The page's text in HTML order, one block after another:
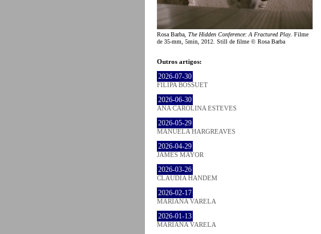
Rosa Barba, The Hidden Conference: A Fractured Play. Filme
de 35-mm, 5min, 2012. Still de filme © Rosa Barba
Outros artigos:
2026-07-30
FILIPA BOSSUET
2026-06-30
ANA CAROLINA ESTEVES
2026-05-29
MANUELA HARGREAVES
2026-04-29
JAMES MAYOR
2026-03-26
CLÁUDIA HANDEM
2026-02-17
MARIANA VARELA
2026-01-13
MARIANA VARELA